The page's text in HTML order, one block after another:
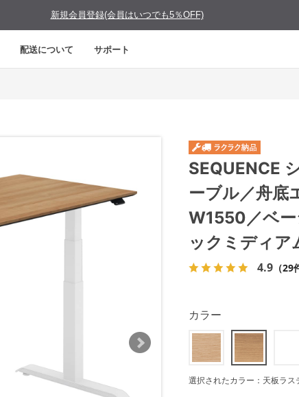
新規会員登録(会員はいつでも5％OFF)
配送について サポート
SEQUENCE
ーブル／舟底
W1550／ベ
ックミディア
4.9 （29
カラー
選択されたカラー：天板ラス